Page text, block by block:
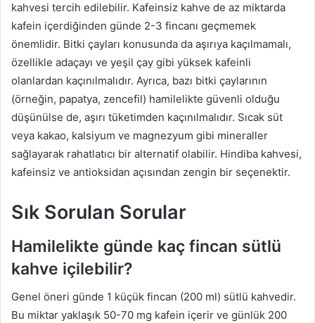
kahvesi tercih edilebilir. Kafeinsiz kahve de az miktarda
kafein içerdiğinden günde 2-3 fincanı geçmemek
önemlidir. Bitki çayları konusunda da aşırıya kaçılmamalı,
özellikle adaçayı ve yeşil çay gibi yüksek kafeinli
olanlardan kaçınılmalıdır. Ayrıca, bazı bitki çaylarının
(örneğin, papatya, zencefil) hamilelikte güvenli olduğu
düşünülse de, aşırı tüketimden kaçınılmalıdır. Sıcak süt
veya kakao, kalsiyum ve magnezyum gibi mineraller
sağlayarak rahatlatıcı bir alternatif olabilir. Hindiba kahvesi,
kafeinsiz ve antioksidan açısından zengin bir seçenektir.
Sık Sorulan Sorular
Hamilelikte günde kaç fincan sütlü
kahve içilebilir?
Genel öneri günde 1 küçük fincan (200 ml) sütlü kahvedir.
Bu miktar yaklaşık 50-70 mg kafein içerir ve günlük 200